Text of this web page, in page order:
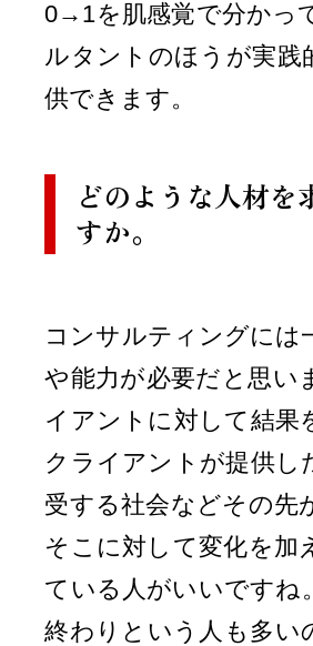
0→1を肌感覚で分かっ
ルタントのほうが実践
供できます。
どのような人材を
すか。
コンサルティングには
や能力が必要だと思い
イアントに対して結果
クライアントが提供し
受する社会などその先
そこに対して変化を加
ている人がいいですね
終わりという人も多い